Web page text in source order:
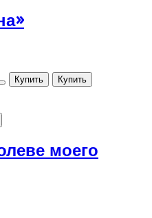
моего